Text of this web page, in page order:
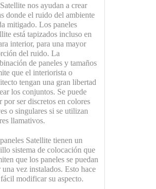
nos ayudan a crear
donde el ruido del ambiente
mitigado. Los paneles
está tapizados incluso en
interior, para una mayor
del ruido. La
de paneles y tamaños
que el interiorista o
tengan una gran libertad
los conjuntos. Se puede
por ser discretos en colores
o singulares si se utilizan
llamativos.
Satellite tienen un
sistema de colocación que
que los paneles se puedan
una vez instalados. Esto hace
modificar su aspecto.